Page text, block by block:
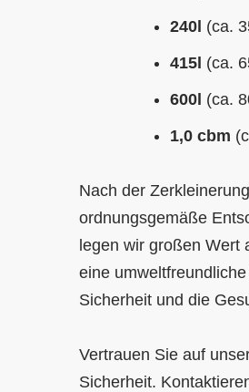
240l (ca.
415l (ca.
600l (ca.
1,0 cbm
Nach der
ordnungsgemäße
legen wir großen Wert
eine
Sicherheit und die
Vertrauen Sie auf
Sicherheit.